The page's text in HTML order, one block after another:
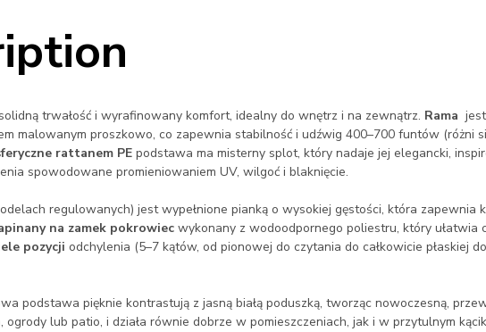
trwałość i wyrafinowany komfort, idealny do wnętrz i na zewnątrz. Rama
malowanym proszkowo, co zapewnia stabilność i udźwig 400–700 funtów (różni
rattanem PE podstawa ma misterny splot, który nadaje jej elegancki,
spowodowane promieniowaniem UV, wilgoć i blaknięcie.
regulowanych) jest wypełnione pianką o wysokiej gęstości, która zapewnia
na zamek pokrowiec wykonany z wodoodpornego poliestru, który ułatwia
pozycji odchylenia (5–7 kątów, od pionowej do czytania do całkowicie płaskiej
podstawa pięknie kontrastują z jasną białą poduszką, tworząc nowoczesną,
lub patio, i działa równie dobrze w pomieszczeniach, jak i w przytulnym